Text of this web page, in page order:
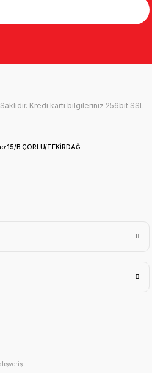
Kredi kartı bilgileriniz 256bit SSL
B ÇORLU/TEKİRDAĞ